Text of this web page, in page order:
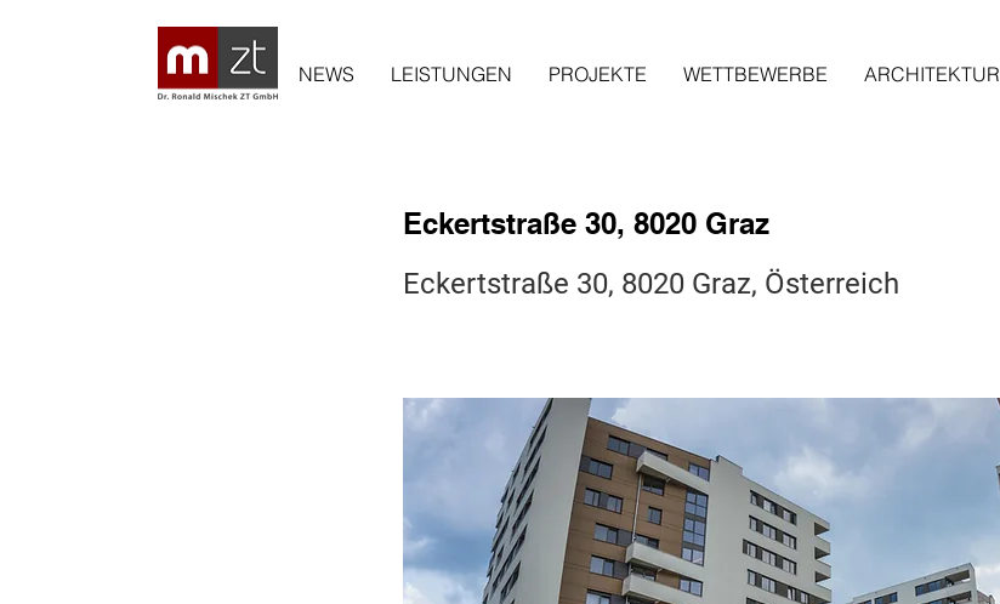
NEWS LEISTUNGEN PROJEKTE WETTBEWERBE ARCHITEKTUR
Eckertstraße 30, 8020 Graz
Eckertstraße 30, 8020 Graz, Österreich